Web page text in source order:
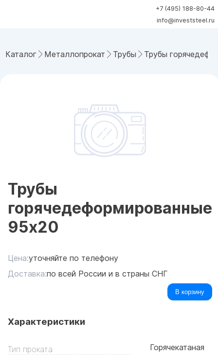
+7 (495) 188-80-44
info@investsteel.ru
Каталог Металлопрокат Трубы Трубы
Трубы
горячедеформированные
95x20
Цена:уточняйте по телефону
Доставка:по всей России и в страны СНГ
В корзину
Характеристики
Тип проката Горячекатаная